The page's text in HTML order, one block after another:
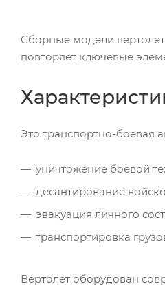
Сборные модели
повторяет ключевые
Это транспортно-боевая
уничтожение боевой
десантирование
эвакуация личного
транспортировка
Вертолет оборудован